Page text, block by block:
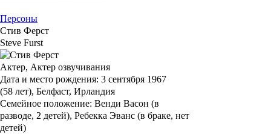
Персоны
Стив Ферст
Steve Furst
Актер, Актер озвучивания
Дата и место рождения: 3 сентября 1967
(58 лет), Белфаст, Ирландия
Семейное положение: Венди Васон (в
разводе, 2 детей), Ребекка Эванс (в браке, нет
детей)